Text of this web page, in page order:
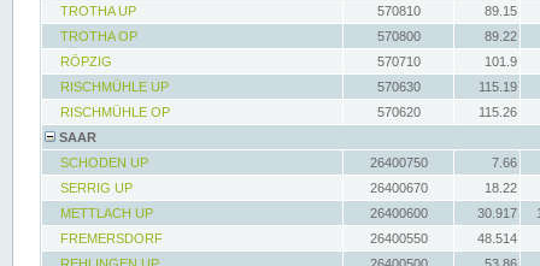
TROTHA UP
570810
89.15
TROTHA OP
570800
89.22
RÖPZIG
570710
101.9
RISCHMÜHLE UP
570630
115.19
RISCHMÜHLE OP
570620
115.26
SAAR
SCHODEN UP
26400750
7.66
SERRIG UP
26400670
18.22
METTLACH UP
26400600 30.917
FREMERSDORF
26400550
48.514